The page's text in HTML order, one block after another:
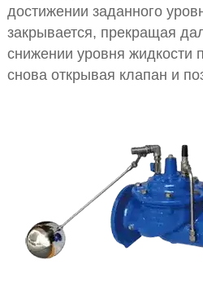
достижении заданного
закрывается, прекращая
снижении уровня жидкости
снова открывая клапан и